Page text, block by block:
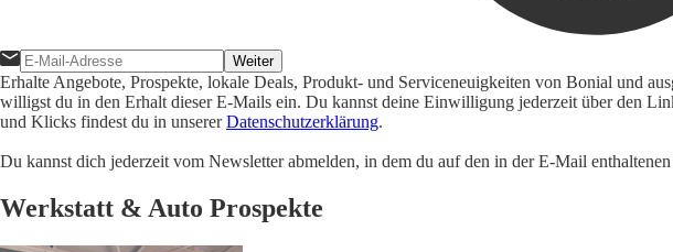
Weiter
Erhalte Angebote, Prospekte, lokale Deals, Produkt- und Serviceneuigkeiten von Bonial und
willigst du in den Erhalt dieser E-Mails ein. Du kannst deine Einwilligung jederzeit über den
und Klicks findest du in unsererDatenschutzerklärung.
Du kannst dich jederzeit vom Newsletter abmelden, in dem du auf den in der E-Mail
Werkstatt & Auto Prospekte